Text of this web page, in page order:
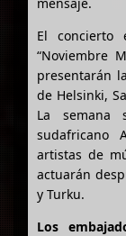
El concierto
“Noviembre
presentarán
de Helsinki,
La semana
sudafricano
artistas de
actuarán
y Turku.
Los